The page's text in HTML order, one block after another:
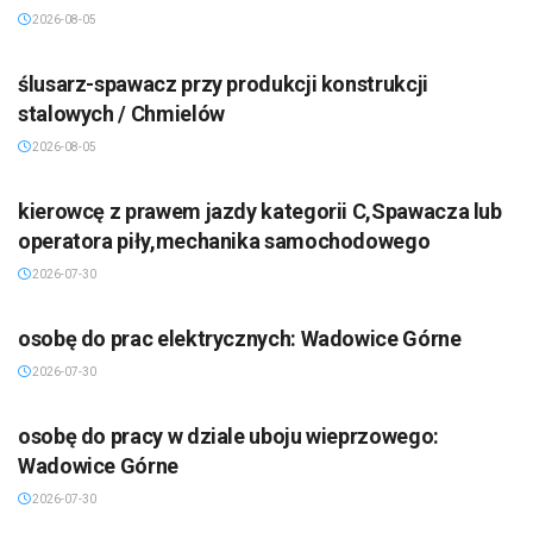
2026-08-05
ślusarz-spawacz przy produkcji konstrukcji
stalowych / Chmielów
2026-08-05
kierowcę z prawem jazdy kategorii C,Spawacza lub
operatora piły,mechanika samochodowego
2026-07-30
osobę do prac elektrycznych: Wadowice Górne
2026-07-30
osobę do pracy w dziale uboju wieprzowego:
Wadowice Górne
2026-07-30